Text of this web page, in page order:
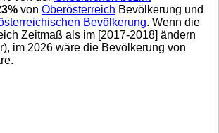
% von Oberösterreich Bevölkerung und
Bevölkerung. Wenn die
Zeitmaß als im [2017-2018] ändern
im 2026 wäre die Bevölkerung von